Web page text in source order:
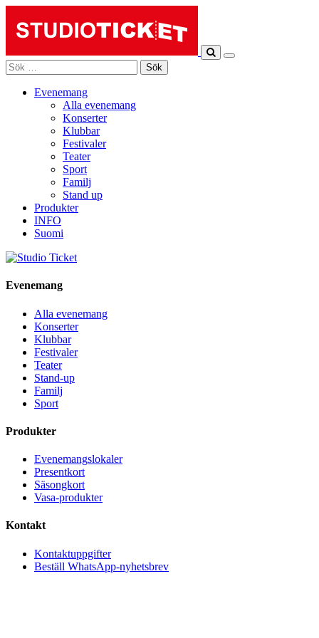
content
Sök
efter:
Evenemang
Alla evenemang
Konserter
Klubbar
Festivaler
Teater
Sport
Familj
Stand up
Produkter
INFO
Suomi
Evenemang
Alla evenemang
Konserter
Klubbar
Festivaler
Teater
Stand-up
Familj
Sport
Produkter
Evenemangslokaler
Presentkort
Säsongkort
Vasa-produkter
Kontakt
Kontaktuppgifter
Beställ WhatsApp-nyhetsbrev